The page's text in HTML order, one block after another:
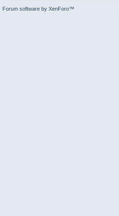
Forum software by XenForo™